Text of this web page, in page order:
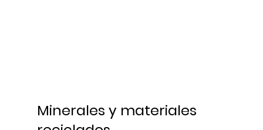
Minerales y materiales